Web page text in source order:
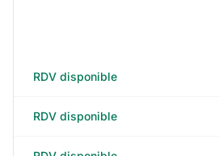
RDV disponible
RDV disponible